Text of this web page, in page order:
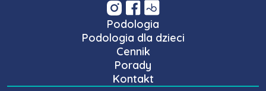
Podologia
Podologia dla dzieci
Cennik
Porady
Kontakt